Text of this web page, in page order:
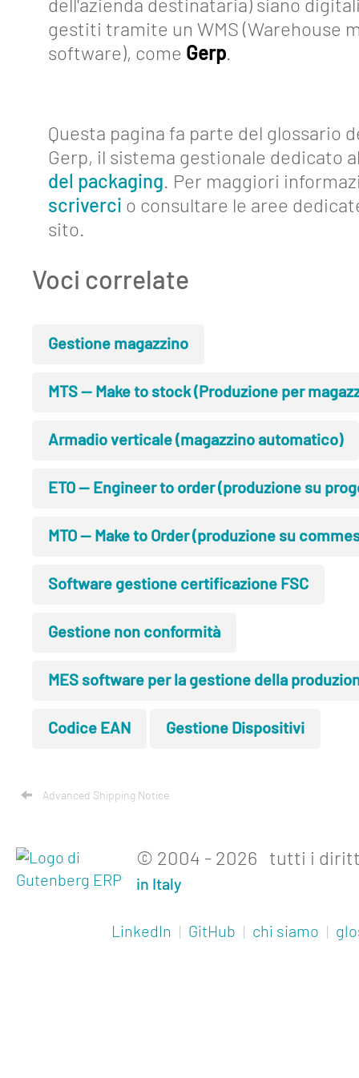
dell'azienda destinataria) siano
gestiti tramite un WMS (Warehouse
software), come Gerp.
Questa pagina fa parte del glossario
Gerp, il sistema gestionale dedicato
del packaging. Per maggiori
scriverci o consultare le aree
sito.
Voci correlate
Gestione magazzino
MTS — Make to stock (Produzione per
Armadio verticale (magazzino automatico)
ETO — Engineer to order (produzione su
MTO — Make to Order (produzione su
Software gestione certificazione FSC
Gestione non conformità
MES software per la gestione della
Codice EAN Gestione Dispositivi
Advanced Shipping Notice
© 2004 - 2026 tutti i
in Italy
LinkedIn GitHub chi siamo